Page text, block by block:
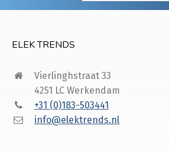
ELEK TRENDS
Vierlinghstraat 33
4251 LC Werkendam
+31 (0)183-503441
info@elektrends.nl